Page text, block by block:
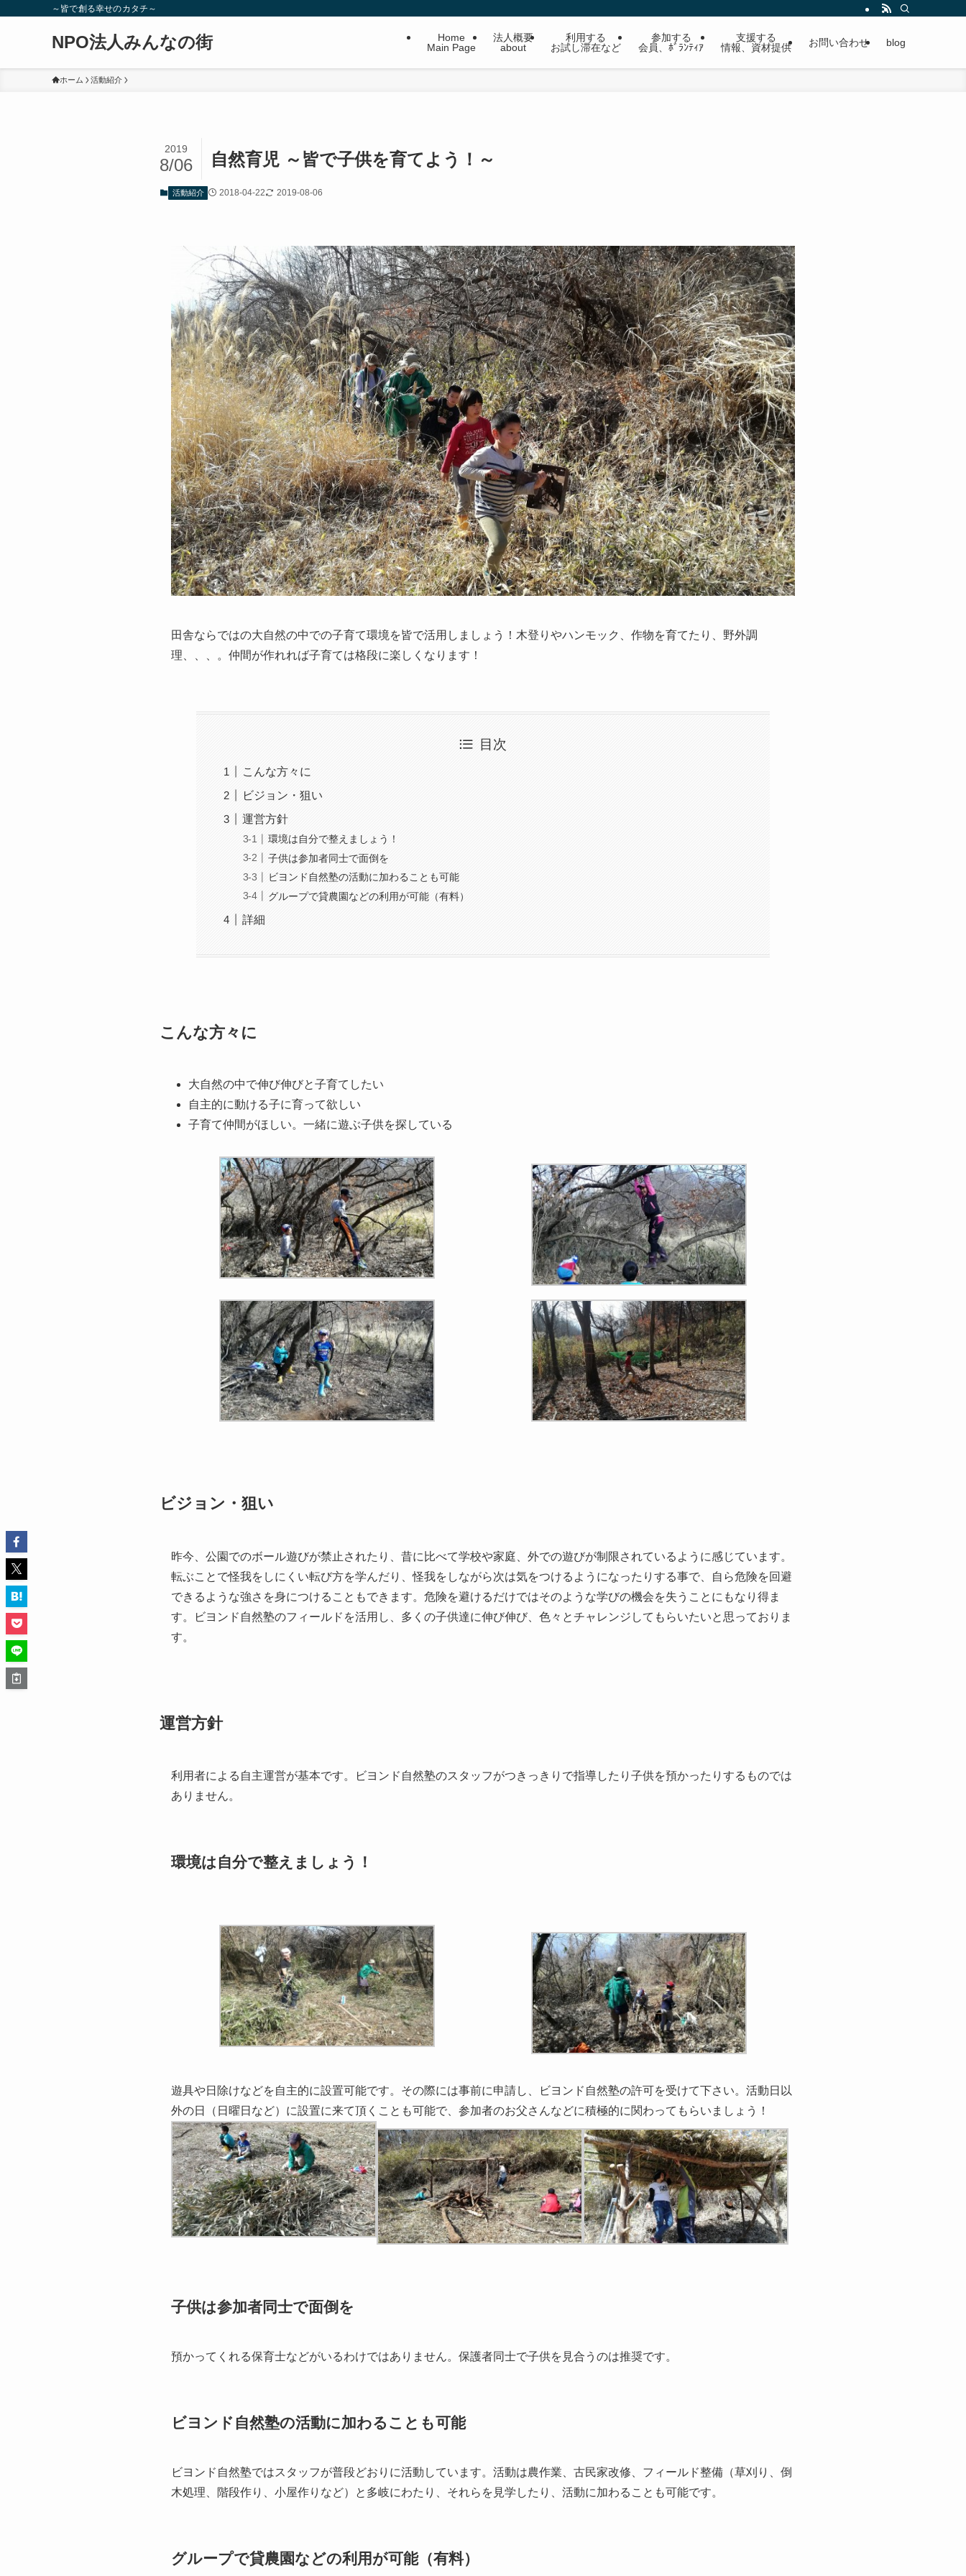
～皆で創る幸せのカタチ～
NPO法人みんなの街
Home
Main Page
法人概要
about
利用する
お試し滞在など
参加する
会員、ﾎﾞﾗﾝﾃｨｱ
支援する
情報、資材提供
お問い合わせ blog
ホーム 活動紹介
自然育児 ～皆で子供を育てよう！～
2019
8/06
活動紹介 2018-04-22 2019-08-06
田舎ならではの大自然の中での子育て環境を皆で活用しましょう！木登りやハンモック、作物を育てたり、野外調
理、、、。仲間が作れれば子育ては格段に楽しくなります！
目次
こんな方々に
ビジョン・狙い
運営方針
環境は自分で整えましょう！
子供は参加者同士で面倒を
ビヨンド自然塾の活動に加わることも可能
グループで貸農園などの利用が可能（有料）
詳細
こんな方々に
大自然の中で伸び伸びと子育てしたい
自主的に動ける子に育って欲しい
子育て仲間がほしい。一緒に遊ぶ子供を探している
ビジョン・狙い
昨今、公園でのボール遊びが禁止されたり、昔に比べて学校や家庭、外での遊びが制限されているように感じています。
転ぶことで怪我をしにくい転び方を学んだり、怪我をしながら次は気をつけるようになったりする事で、自ら危険を回避
できるような強さを身につけることもできます。危険を避けるだけではそのような学びの機会を失うことにもなり得ま
す。ビヨンド自然塾のフィールドを活用し、多くの子供達に伸び伸び、色々とチャレンジしてもらいたいと思っておりま
す。
運営方針
利用者による自主運営が基本です。ビヨンド自然塾のスタッフがつきっきりで指導したり子供を預かったりするものでは
ありません。
環境は自分で整えましょう！
遊具や日除けなどを自主的に設置可能です。その際には事前に申請し、ビヨンド自然塾の許可を受けて下さい。活動日以
外の日（日曜日など）に設置に来て頂くことも可能で、参加者のお父さんなどに積極的に関わってもらいましょう！
子供は参加者同士で面倒を
預かってくれる保育士などがいるわけではありません。保護者同士で子供を見合うのは推奨です。
ビヨンド自然塾の活動に加わることも可能
ビヨンド自然塾ではスタッフが普段どおりに活動しています。活動は農作業、古民家改修、フィールド整備（草刈り、倒
木処理、階段作り、小屋作りなど）と多岐にわたり、それらを見学したり、活動に加わることも可能です。
グループで貸農園などの利用が可能（有料）